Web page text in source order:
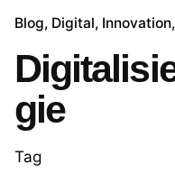
Blog Digital Innovation
gie
Tag